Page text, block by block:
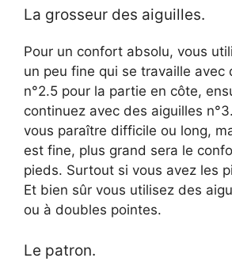
y
V
i
d
La grosseur des aiguilles.
Pour un confort absolu, vous
un peu fine qui se travaille avec
n°2.5 pour la partie en côte,
continuez avec des aiguilles
vous paraître difficile ou long,
est fine, plus grand sera le
pieds. Surtout si vous avez les
Et bien sûr vous utilisez des
ou à doubles pointes.
Le patron.